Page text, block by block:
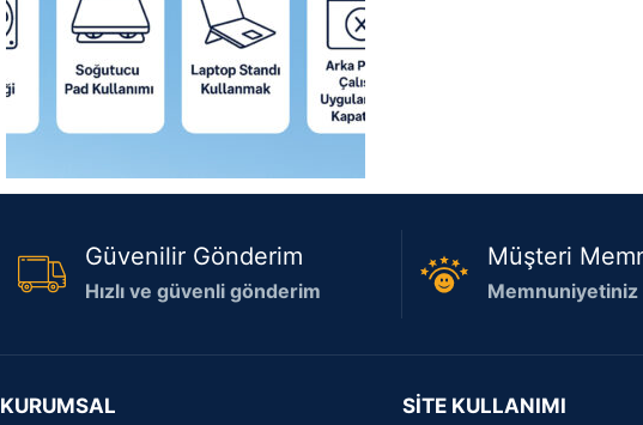
Güvenilir Gönderim
Hızlı ve güvenli gönderim
Müşteri
KURUMSAL SİTE KULLANIMI